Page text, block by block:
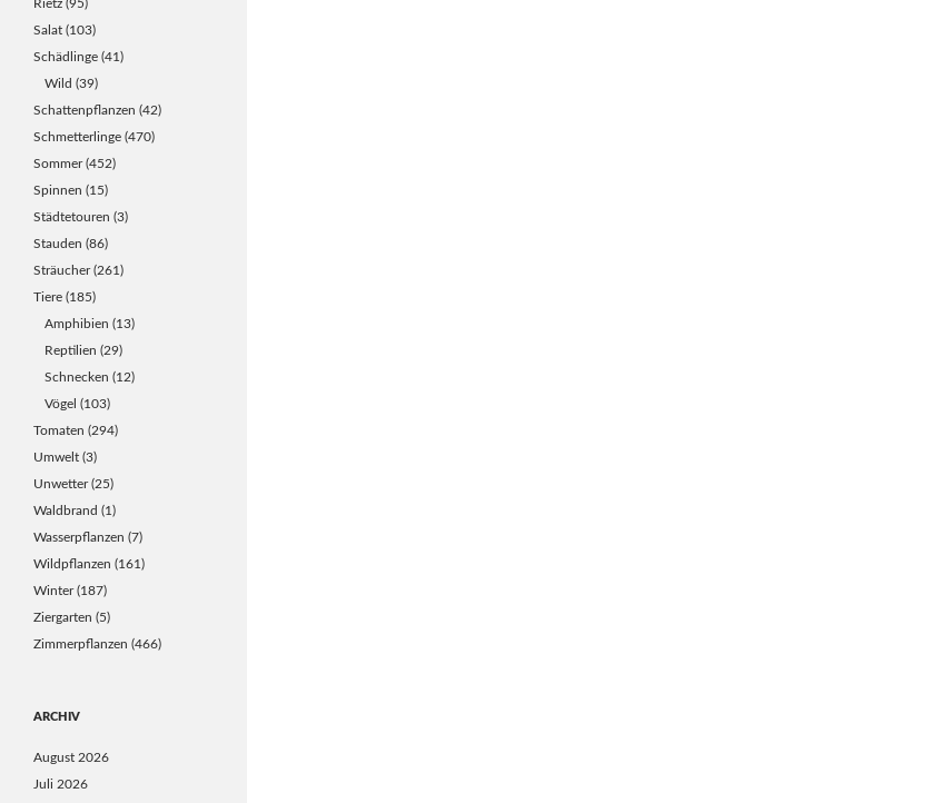
Rietz (95)
Salat (103)
Schädlinge (41)
Wild (39)
Schattenpflanzen (42)
Schmetterlinge (470)
Sommer(452)
Spinnen (15)
Städtetouren (3)
Stauden (86)
Sträucher(261)
Tiere (185)
Amphibien (13)
Reptilien (29)
Schnecken (12)
Vögel (103)
Tomaten (294)
Umwelt (3)
Unwetter(25)
Waldbrand (1)
Wasserpflanzen (7)
Wildpflanzen (161)
Winter(187)
Ziergarten (5)
Zimmerpflanzen (466)
ARCHIV
August 2026
Juli 2026